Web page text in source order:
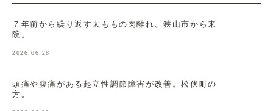
７年前から繰り返す太ももの肉離れ。狭山市から来
院。
2026.06.28
頭痛や腹痛がある起立性調節障害が改善。松伏町の
方。